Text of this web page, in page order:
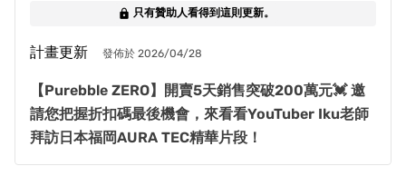
lock 只有贊助人看得到這則更新。
計畫更新 發佈於 2026/04/28
【Purebble ZERO】開賣5天銷售突破200萬元💓 邀
請您把握折扣碼最後機會，來看看YouTuber Iku老師
拜訪日本福岡AURA TEC精華片段！